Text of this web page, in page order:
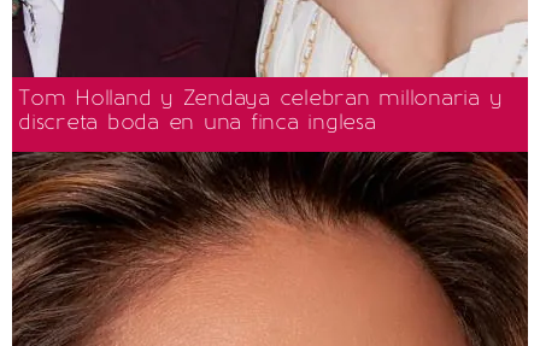
Tom Holland y Zendaya celebran millonaria y
discreta boda en una finca inglesa